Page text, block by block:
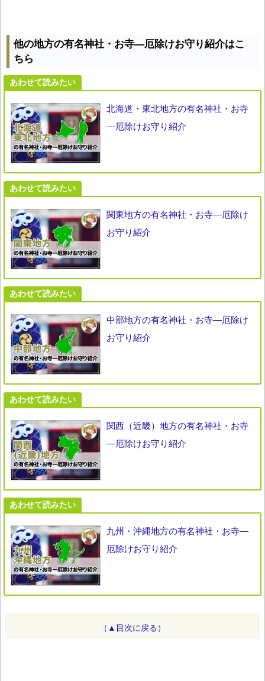
他の地方の有名神社・お寺―厄除けお守り紹介はこ
ちら
あわせて読みたい
北海道・東北地方の有名神社・お寺
―厄除けお守り紹介
あわせて読みたい
関東地方の有名神社・お寺―厄除け
お守り紹介
あわせて読みたい
中部地方の有名神社・お寺―厄除け
お守り紹介
あわせて読みたい
関西（近畿）地方の有名神社・お寺
―厄除けお守り紹介
あわせて読みたい
九州・沖縄地方の有名神社・お寺―
厄除けお守り紹介
（▲目次に戻る）